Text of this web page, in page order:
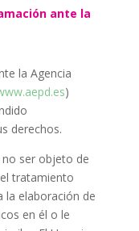
ante la
la Agencia
)
derechos.
ser objeto de
tratamiento
la elaboración de
en él o le